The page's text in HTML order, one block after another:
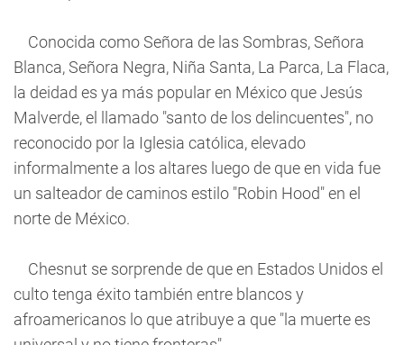
Conocida como Señora de las Sombras, Señora
Blanca, Señora Negra, Niña Santa, La Parca, La Flaca,
la deidad es ya más popular en México que Jesús
Malverde, el llamado "santo de los delincuentes", no
reconocido por la Iglesia católica, elevado
informalmente a los altares luego de que en vida fue
un salteador de caminos estilo "Robin Hood" en el
norte de México.
Chesnut se sorprende de que en Estados Unidos el
culto tenga éxito también entre blancos y
afroamericanos lo que atribuye a que "la muerte es